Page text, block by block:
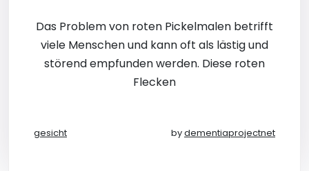
Das Problem von roten Pickelmalen betrifft
viele Menschen und kann oft als lästig und
störend empfunden werden. Diese roten
Flecken
gesicht bydementiaprojectnet